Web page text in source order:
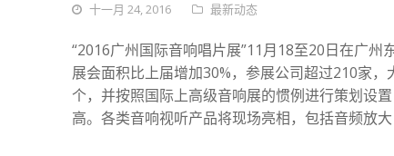
十一月 24, 2016 最新动态
“2016广州国际音响唱片展”11月18至20日在广州
展会面积比上届增加30%，参展公司超过210家，
个，并按照国际上高级音响展的惯例进行策划设
高。各类音响视听产品将现场亮相，包括音频放